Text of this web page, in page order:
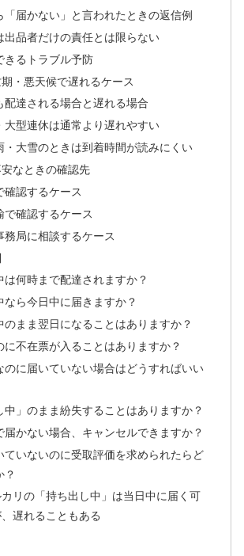
「届かない」と言われたときの返信例
出品者だけの責任とは限らない
きるトラブル予防
・悪天候で遅れるケース
配達される場合と遅れる場合
大型連休は通常より遅れやすい
・大雪のときは到着時間が読みにくい
なときの確認先
確認するケース
で確認するケース
務局に相談するケース
は何時まで配達されますか？
なら今日中に届きますか？
のまま翌日になることはありますか？
に不在票が入ることはありますか？
のに届いていない場合はどうすればいい
中」のまま紛失することはありますか？
届かない場合、キャンセルできますか？
ていないのに受取評価を求められたらど
？
リの「持ち出し中」は当日中に届く可
遅れることもある